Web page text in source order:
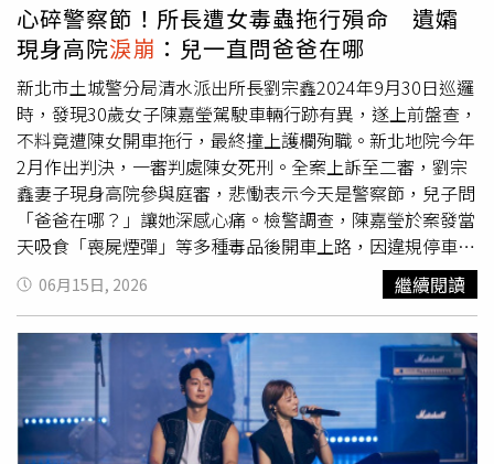
心碎警察節！所長遭女毒蟲拖行殞命 遺孀
現身高院淚崩 ：兒一直問爸爸在哪
新北市土城警分局清水派出所長劉宗鑫2024年9月30日巡邏
時，發現30歲女子陳嘉瑩駕駛車輛行跡有異，遂上前盤查，
不料竟遭陳女開車拖行，最終撞上護欄殉職。新北地院今年
2月作出判決，一審判處陳女死刑。全案上訴至二審，劉宗
鑫妻子現身高院參與庭審，悲慟表示今天是警察節，兒子問
「爸爸在哪？」讓她深感心痛。檢警調查，陳嘉瑩於案發當
天吸食「喪屍煙彈」等多種毒品後開車上路，因違規停車在
新北地檢署附近遭劉宗鑫盤查，擔心身上的毒品露餡，隨即
猛踩油門逃逸；劉員為制止陳女，不顧自身安危死死抓住車
窗與方向盤，遭拖行數百公尺後撞上護欄殉職。案發後，陳
嘉瑩被依殺人等罪起訴，今年2月遭判處死刑。全案上訴二
審，台灣高等法院今天（15）日開庭審理，劉宗鑫妻子現身
參與庭審，並在高院外悲痛落淚，哽咽表示，今天剛好是警
察節，但「兒子一直問爸爸在哪裡」，令人鼻酸。此外，國
民黨立委洪孟楷等人也到場聲援，希望司法能還給家屬公
06月15日, 2026 繼續閱讀